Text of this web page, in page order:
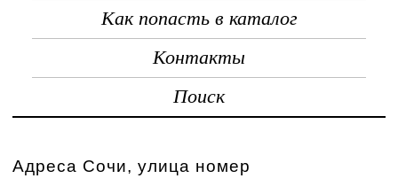
Как попасть в каталог
Контакты
Поиск
Адреса Сочи, улица номер